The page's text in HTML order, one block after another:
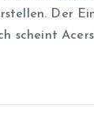
Der
scheint